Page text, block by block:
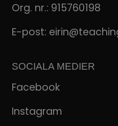
Org. nr.: 915760198
E-post:
SOCIALA MEDIER
Facebook
Instagram